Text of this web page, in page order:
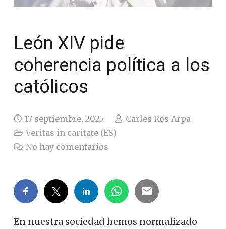
León XIV pide
coherencia política a los
católicos
17 septiembre, 2025
Carles Ros Arpa
Veritas in caritate (ES)
No hay comentarios
En nuestra sociedad hemos normalizado